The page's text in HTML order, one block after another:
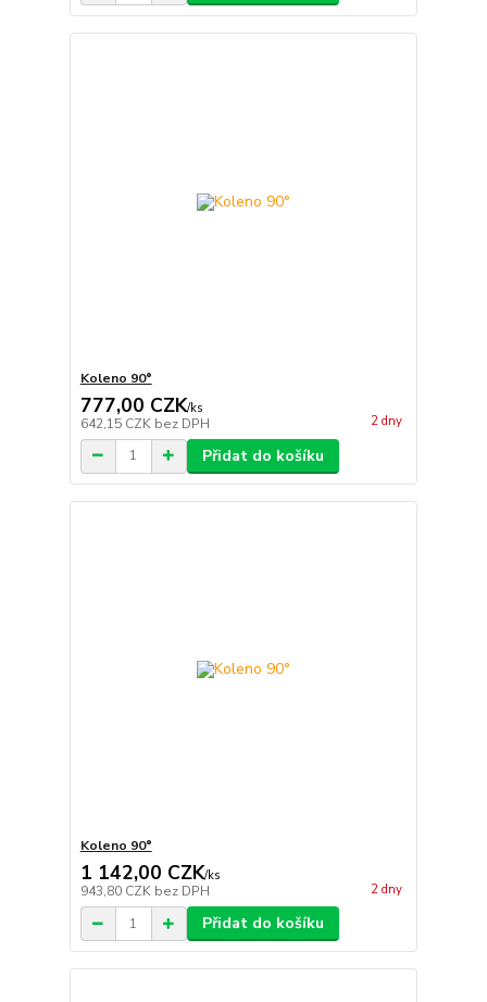
Koleno 90°
777,00 CZK/ks
642,15 CZK bez DPH 2 dny
Přidat do košíku
Koleno 90°
1 142,00 CZK/ks
943,80 CZK bez DPH 2 dny
Přidat do košíku